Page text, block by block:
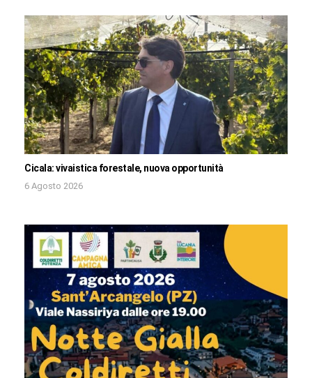
Cicala: vivaistica forestale, nuova opportunità
6 Agosto 2026